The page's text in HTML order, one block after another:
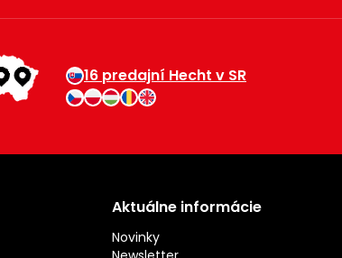
16 predajní Hecht v SR
Aktuálne informácie
Novinky